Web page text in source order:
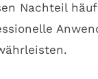
Nachteil